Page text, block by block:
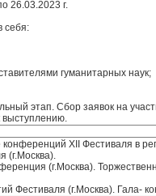
26.03.2023 г.
себя:
гуманитарных наук;
этап. Сбор заявок на
выступлению.
XII Фестиваля в
(г.Москва).
(г.Москва).
Фестиваля (г.Москва). Гала-